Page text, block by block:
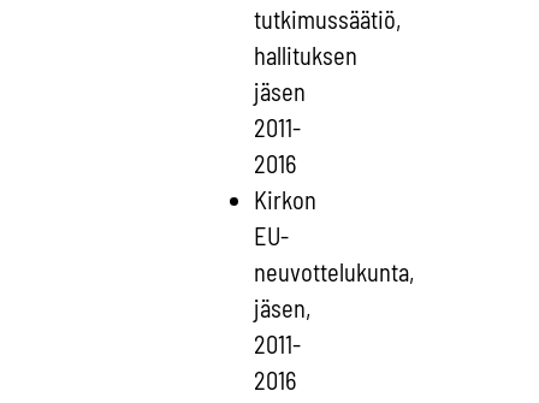
tutkimussäätiö,
hallituksen
jäsen
2011-
2016
Kirkon
EU-
neuvottelukunta,
jäsen,
2011-
2016